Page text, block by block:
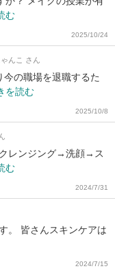
む
2025/10/24
んこ さん
の職場を退職するた
を読む
2025/10/8
レンジング→洗顔→ス
む
2024/7/31
。 皆さんスキンケアは
2024/7/15